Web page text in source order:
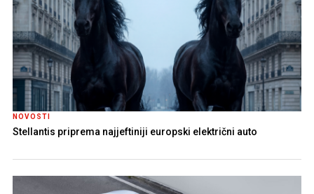
NOVOSTI
Stellantis priprema najjeftiniji europski električni auto